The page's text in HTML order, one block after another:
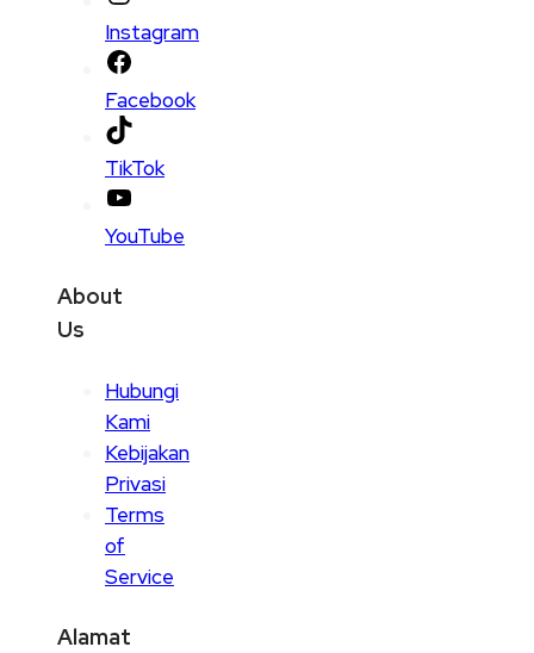
Instagram
Facebook
TikTok
YouTube
About
Us
Hubungi
Kami
Kebijakan
Privasi
Terms
of
Service
Alamat